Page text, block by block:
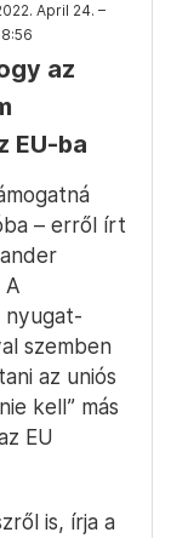
April 24. –
az
EU-ba
– erről írt
A
nyugat-
szemben
az uniós
kell” más
EU
is, írja a